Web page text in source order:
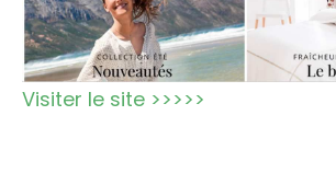
Visiter le site >>>>>